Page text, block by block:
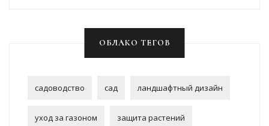
ОБЛАКО ТЕГОВ
садоводство сад ландшафтный дизайн
уход за газоном защита растений